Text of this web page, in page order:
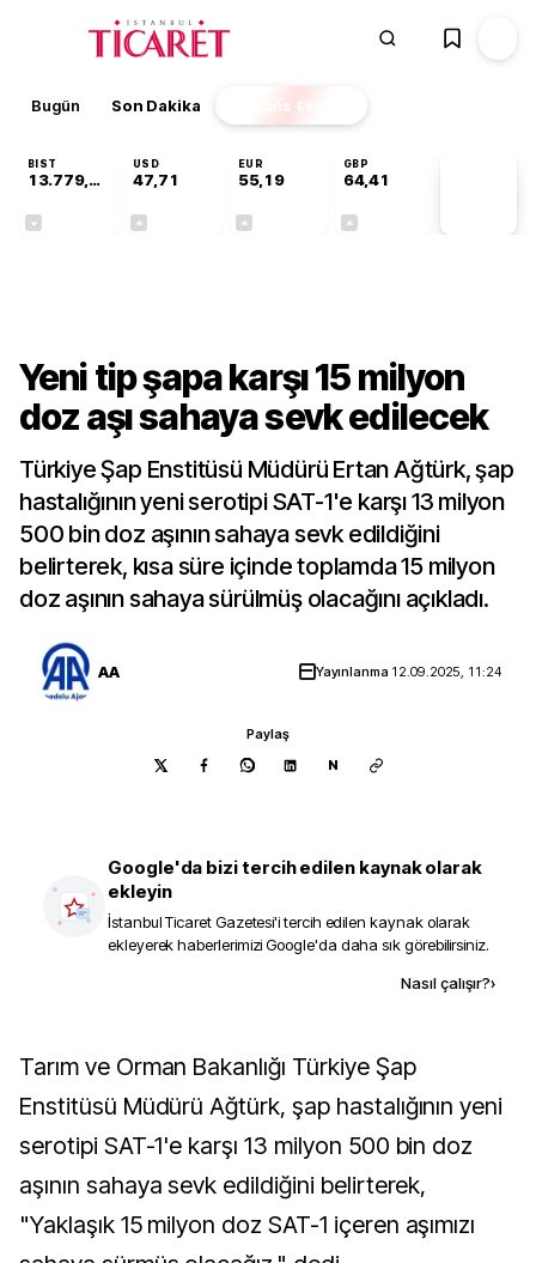
Bugün Son Dakika Finans EKSTRA
BIST
13.779,39
USD
47,71
EUR
55,19
GBP
64,41
Yeni tip şapa karşı 15 milyon
doz aşı sahaya sevk edilecek
Türkiye Şap Enstitüsü Müdürü Ertan Ağtürk, şap
hastalığının yeni serotipi SAT-1'e karşı 13 milyon
500 bin doz aşının sahaya sevk edildiğini
belirterek, kısa süre içinde toplamda 15 milyon
doz aşının sahaya sürülmüş olacağını açıkladı.
AA Yayınlanma 12.09.2025, 11:24
Paylaş
N
Google'da bizi tercih edilen kaynak olarak
ekleyin
İstanbul Ticaret Gazetesi'i tercih edilen kaynak olarak
ekleyerek haberlerimizi Google'da daha sık görebilirsiniz.
Nasıl çalışır?›
Tarım ve Orman Bakanlığı Türkiye Şap
Enstitüsü Müdürü Ağtürk, şap hastalığının yeni
serotipi SAT-1'e karşı 13 milyon 500 bin doz
aşının sahaya sevk edildiğini belirterek,
"Yaklaşık 15 milyon doz SAT-1 içeren aşımızı